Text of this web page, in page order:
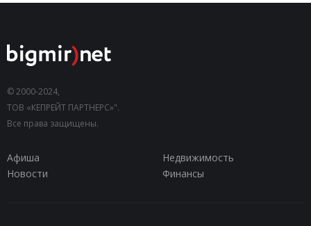
© 2000-2024,
ТОВ «КЕПРЕЙТ ПАРТНЕРС»".
Все права защищены.
Афиша
Недвижимость
Новости
Финансы